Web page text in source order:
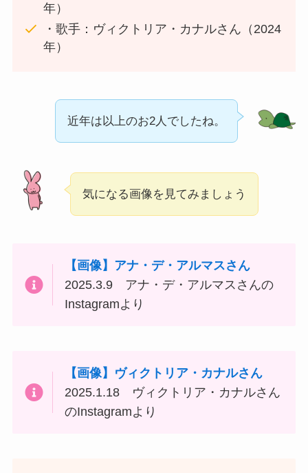
年）
・歌手：ヴィクトリア・カナルさん（2024
年）
近年は以上のお2人でしたね。
気になる画像を見てみましょう
【画像】アナ・デ・アルマスさん
2025.3.9 アナ・デ・アルマスさんの
Instagramより
【画像】ヴィクトリア・カナルさん
2025.1.18 ヴィクトリア・カナルさん
のInstagramより